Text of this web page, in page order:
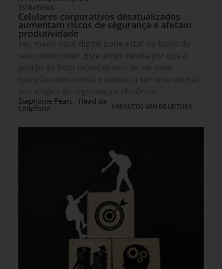
ESTRATÉGIA
Celulares corporativos desatualizados
aumentam riscos de segurança e afetam
produtividade
Seu maior risco digital pode estar no bolso do
seu colaborador. Este artigo revela por que a
gestão da frota móvel deixou de ser uma
questão operacional e passou a ser uma decisão
estratégica de segurança e eficiência.
Stephanie Peart - Head da
Leapfone 3 MINUTOS MIN DE LEITURA